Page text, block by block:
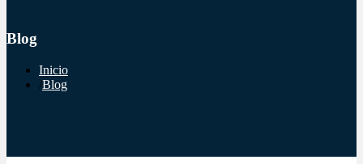
Blog
Inicio
Blog